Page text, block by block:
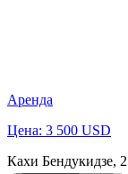
Аренда
Цена: 3 500 USD
Кахи Бендукидзе, 2